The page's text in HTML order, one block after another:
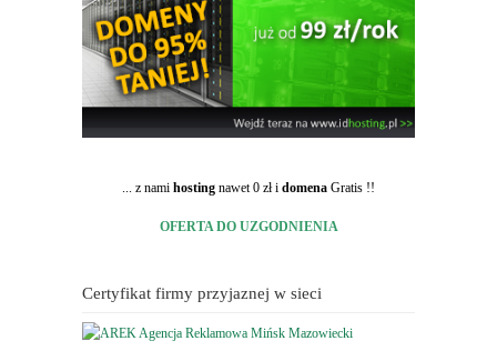
... z nami hosting nawet 0 zł i domena Gratis !!
OFERTA DO UZGODNIENIA
Certyfikat firmy przyjaznej w sieci